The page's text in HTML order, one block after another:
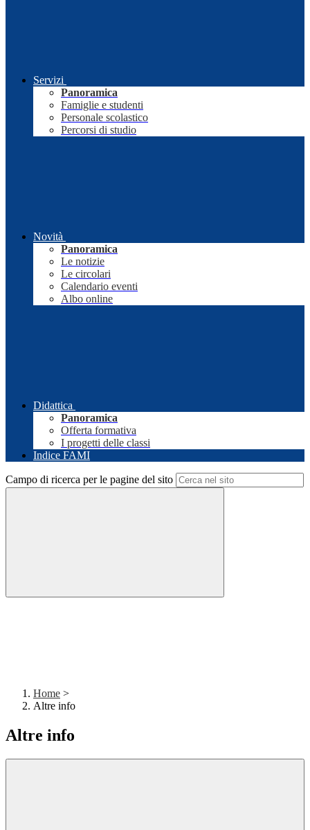
Servizi
Panoramica
Famiglie e studenti
Personale scolastico
Percorsi di studio
Novità
Panoramica
Le notizie
Le circolari
Calendario eventi
Albo online
Didattica
Panoramica
Offerta formativa
I progetti delle classi
Indice FAMI
Campo di ricerca per le pagine del sito
Home >
Altre info
Altre info